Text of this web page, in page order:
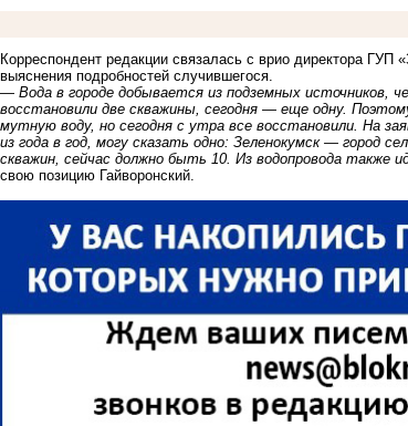
Корреспондент редакции связалась с врио директора
выяснения подробностей случившегося.
— Вода в городе добывается из подземных
восстановили две скважины, сегодня — еще одну.
мутную воду, но сегодня с утра все восстановили. На
из года в год, могу сказать одно: Зеленокумск — город
скважин, сейчас должно быть 10. Из водопровода также
свою позицию Гайворонский.